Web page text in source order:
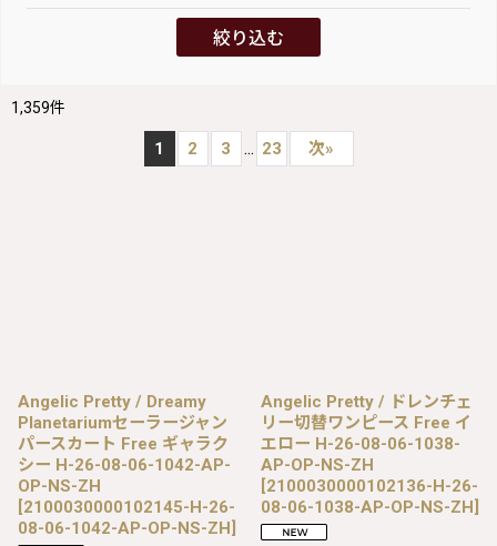
絞り込む
1,359件
1 2 3 ... 23 次»
Angelic Pretty / Dreamy
Planetariumセーラージャン
パースカート Free ギャラク
シー H-26-08-06-1042-AP-
OP-NS-ZH
[2100030000102145-H-26-
08-06-1042-AP-OP-NS-ZH]
Angelic Pretty / ドレンチェ
リー切替ワンピース Free イ
エロー H-26-08-06-1038-
AP-OP-NS-ZH
[2100030000102136-H-26-
08-06-1038-AP-OP-NS-ZH]